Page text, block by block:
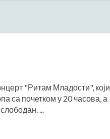
"Ритам Младости", који
са почетком у 20 часова, а
...